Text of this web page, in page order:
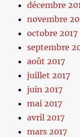
décembre
novembre
octobre 2017
septembre
août 2017
juillet 2017
juin 2017
mai 2017
avril 2017
mars 2017